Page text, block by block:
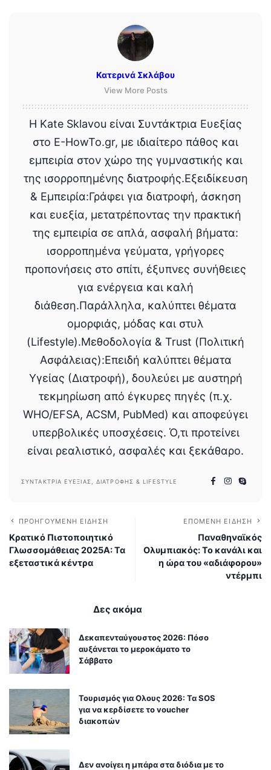
Κατερινά Σκλάβου
View More Posts
Η Kate Sklavou είναι Συντάκτρια Ευεξίας
στο E-HowTo.gr, με ιδιαίτερο πάθος και
εμπειρία στον χώρο της γυμναστικής και
της ισορροπημένης διατροφής.Εξειδίκευση
& Εμπειρία:Γράφει για διατροφή, άσκηση
και ευεξία, μετατρέποντας την πρακτική
της εμπειρία σε απλά, ασφαλή βήματα:
ισορροπημένα γεύματα, γρήγορες
προπονήσεις στο σπίτι, έξυπνες συνήθειες
για ενέργεια και καλή
διάθεση.Παράλληλα, καλύπτει θέματα
ομορφιάς, μόδας και στυλ
(Lifestyle).Μεθοδολογία & Trust (Πολιτική
Ασφάλειας):Επειδή καλύπτει θέματα
Υγείας (Διατροφή), δουλεύει με αυστηρή
τεκμηρίωση από έγκυρες πηγές (π.χ.
WHO/EFSA, ACSM, PubMed) και αποφεύγει
υπερβολικές υποσχέσεις. Ό,τι προτείνει
είναι ρεαλιστικό, ασφαλές και ξεκάθαρο.
ΣΥΝΤΆΚΤΡΙΑ ΕΥΕΞΊΑΣ, ΔΙΑΤΡΟΦΉΣ & LIFESTYLE
ΠΡΟΗΓΟΎΜΕΝΗ ΕΊΔΗΣΗ
Κρατικό Πιστοποιητικό
Γλωσσομάθειας 2025Α: Τα
εξεταστικά κέντρα
ΕΠΌΜΕΝΗ ΕΊΔΗΣΗ
Παναθηναϊκός
Ολυμπιακός: Το κανάλι και
η ώρα του «αδιάφορου»
ντέρμπι
Δες ακόμα
Δεκαπενταύγουστος 2026: Πόσο
αυξάνεται το μεροκάματο το
Σάββατο
Τουρισμός για Ολους 2026: Τα SOS
για να κερδίσετε το voucher
διακοπών
Δεν ανοίγει η μπάρα στα διόδια με το